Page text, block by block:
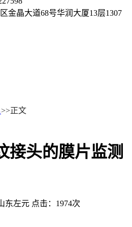
金晶大道68号华润大厦13层1307
>>正文
接头的膜片监测
东左元 点击：1974次